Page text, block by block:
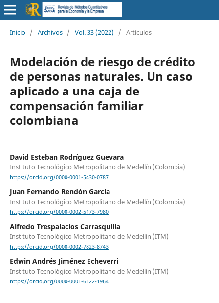
Inicio / Archivos / Vol. 33 (2022) / Artículos
Modelación de riesgo de crédito
de personas naturales. Un caso
aplicado a una caja de
compensación familiar
colombiana
David Esteban Rodríguez Guevara
Instituto Tecnológico Metropolitano de Medellín (Colombia)
https://orcid.org/0000-0001-5430-0787
Juan Fernando Rendón Garcia
Instituto Tecnológico Metropolitano de Medellín (Colombia)
https://orcid.org/0000-0002-5173-7980
Alfredo Trespalacios Carrasquilla
Instituto Tecnológico Metropolitano de Medellín (ITM)
https://orcid.org/0000-0002-7823-8743
Edwin Andrés Jiménez Echeverri
Instituto Tecnológico Metropolitano de Medellín (ITM)
https://orcid.org/0000-0001-6122-1964